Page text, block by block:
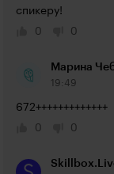
спикеру!
0
0
Марина
19:49
672+++++++++++++
0
0